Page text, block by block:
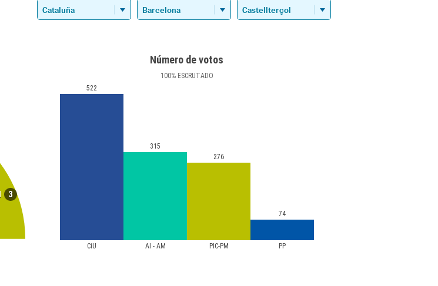
3
Número de votos
100%ESCRUTADO
CiU AI - AM PIC-PM PP
522
315
276
74